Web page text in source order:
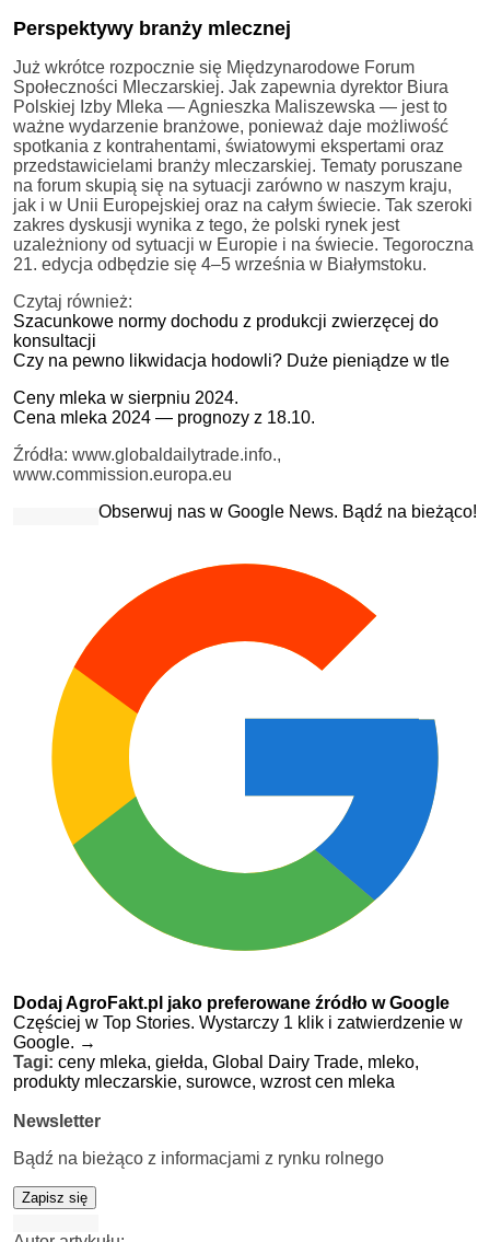
Perspektywy branży mlecznej
Już wkrótce rozpocznie się Międzynarodowe Forum
Społeczności Mleczarskiej. Jak zapewnia dyrektor Biura
Polskiej Izby Mleka — Agnieszka Maliszewska — jest to
ważne wydarzenie branżowe, ponieważ daje możliwość
spotkania z kontrahentami, światowymi ekspertami oraz
przedstawicielami branży mleczarskiej. Tematy poruszane
na forum skupią się na sytuacji zarówno w naszym kraju,
jak i w Unii Europejskiej oraz na całym świecie. Tak szeroki
zakres dyskusji wynika z tego, że polski rynek jest
uzależniony od sytuacji w Europie i na świecie. Tegoroczna
21. edycja odbędzie się 4–5 września w Białymstoku.
Czytaj również:
Szacunkowe normy dochodu z produkcji zwierzęcej do
konsultacji
Czy na pewno likwidacja hodowli? Duże pieniądze w tle
Ceny mleka w sierpniu 2024.
Cena mleka 2024 — prognozy z 18.10.
Źródła: www.globaldailytrade.info.,
www.commission.europa.eu
Obserwuj nas w Google News. Bądź na bieżąco!
Dodaj AgroFakt.pl jako preferowane źródło w Google
Częściej w Top Stories. Wystarczy 1 klik i zatwierdzenie w
Google. →
Tagi: ceny mleka, giełda, Global Dairy Trade, mleko,
produkty mleczarskie, surowce, wzrost cen mleka
Newsletter
Bądź na bieżąco z informacjami z rynku rolnego
Zapisz się